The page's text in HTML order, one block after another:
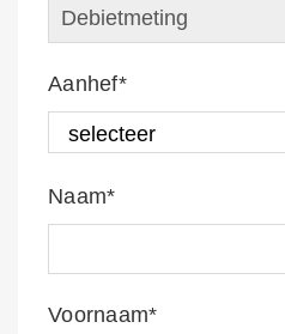
Aanhef*
Naam*
Voornaam*